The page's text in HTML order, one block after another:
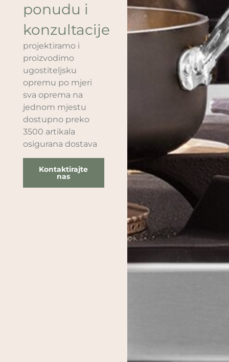
ponudu i
konzultacije
projektiramo i
proizvodimo
ugostiteljsku
opremu po mjeri
sva oprema na
jednom mjestu
dostupno preko
3500 artikala
osigurana dostava
Kontaktirajte
nas